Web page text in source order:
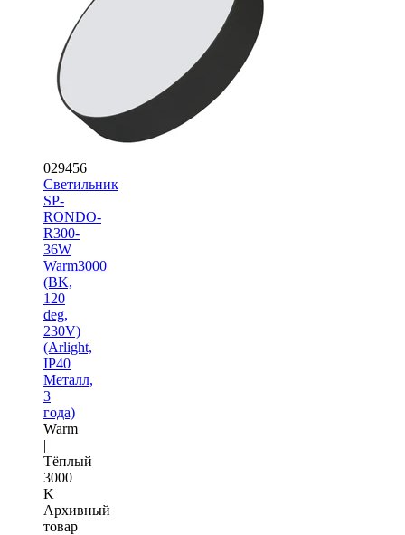
029456
Светильник
SP-
RONDO-
R300-
36W
Warm3000
(BK,
120
deg,
230V)
(Arlight,
IP40
Металл,
3
года)
Warm
|
Тёплый
3000
K
Архивный
товар